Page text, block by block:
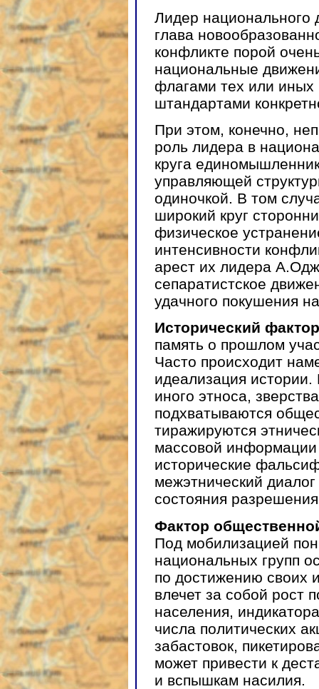
Лидер
глава
конфликте порой
национальные
флагами тех или
штандартами
При этом, конечно,
роль лидера в
круга
управляющей
одиночкой. В том
широкий круг
физическое
интенсивности
арест их лидера
сепаратистское
удачного покушения
Исторический фактор
память о прошлом
Часто происходит
идеализация
иного этноса,
подхватываются
тиражируются
массовой информации
исторические
межэтнический
состояния
Фактор
Под мобилизацией
национальных групп
по достижению своих
влечет за собой рост
населения,
числа политических
забастовок,
может привести к
и вспышкам насилия.